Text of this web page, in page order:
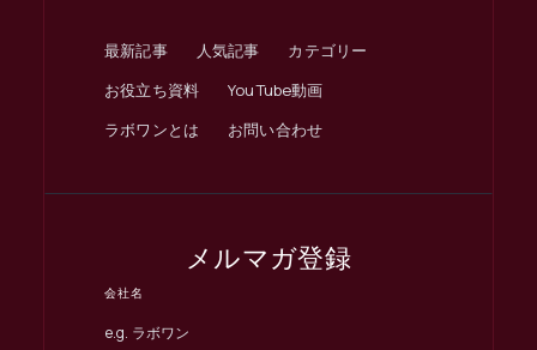
最新記事 人気記事
カテゴリー
お役立ち資料
YouTube動画
ラボワンとは
お問い合わせ
メルマガ登録
会社名